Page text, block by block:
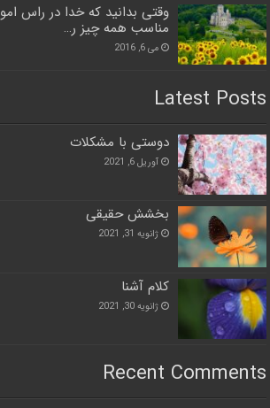
وقتی بدانید که خدا در راس
مناسب همه چیز ر…
می 6, 2016
Latest Posts
دوستی با مشکلات
آوریل 6, 2021
بخشش حقیقی
ژانویه 31, 2021
کلام آشنا
ژانویه 30, 2021
Recent Comments